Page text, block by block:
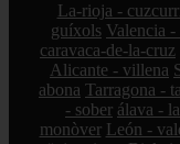
La-rioja -
guíxols Valencia -
caravaca-de-la-cruz
Alicante - villena
abona Tarragona -
- sober álava -
monòver León -